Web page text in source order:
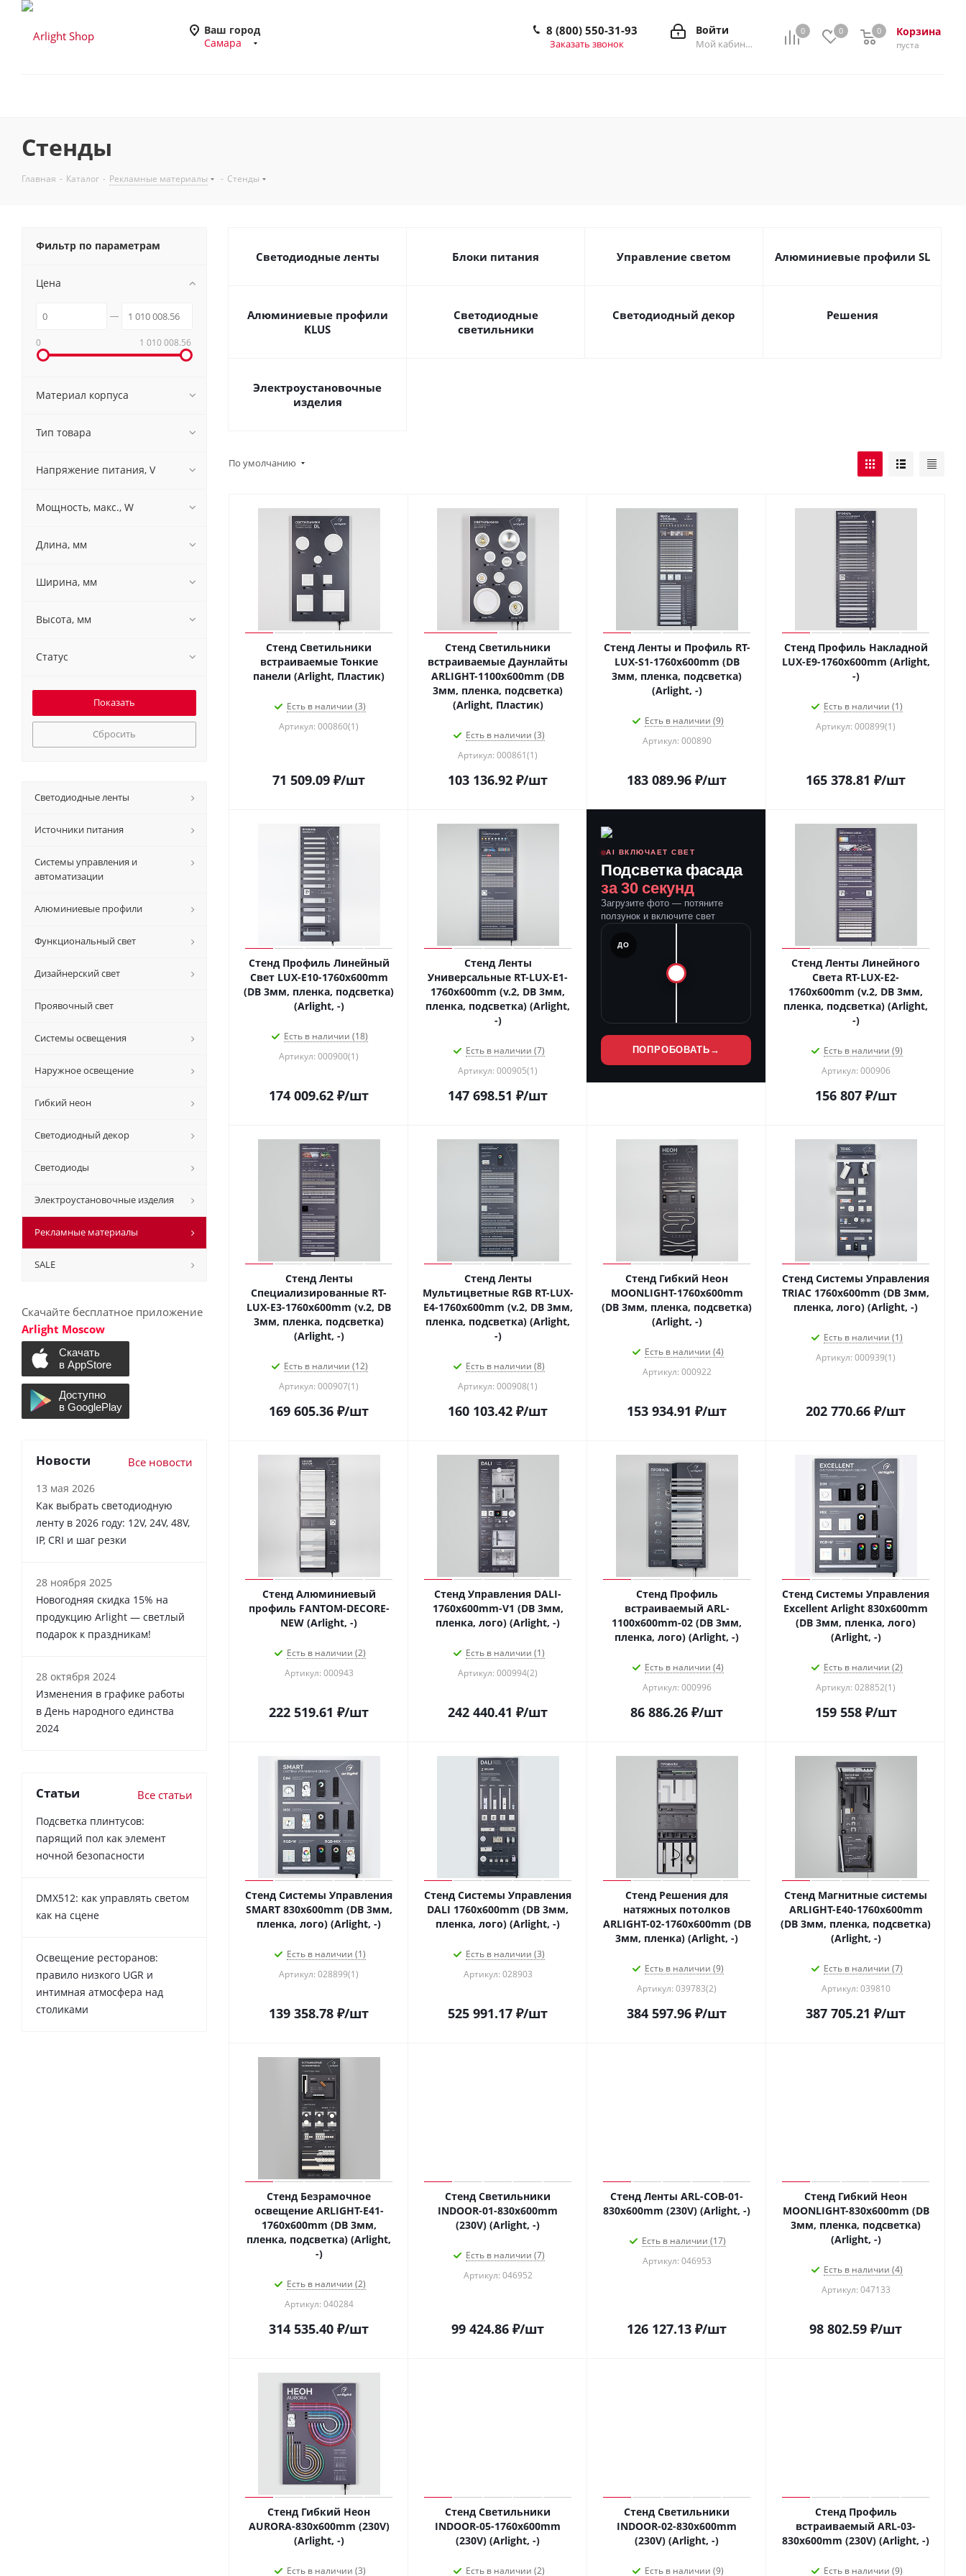
Ваш город
Самара
0 0 Корзина
0
пуста
0
Войти
Мой кабинет
8 (800) 550-31-93
Заказать звонок
Стенды
Главная - Каталог - Рекламные материалы - Стенды
Светодиодные ленты Блоки питания Управление светом Алюминиевые профили SL
Алюминиевые профили
KLUS
Светодиодные
светильники
Светодиодный декор Решения
Электроустановочные
изделия
По умолчанию
Стенд Светильники
встраиваемые Тонкие
панели (Arlight, Пластик)
Есть в наличии (3)
Артикул: 000860(1)
71 509.09 ₽/шт
Стенд Светильники
встраиваемые Даунлайты
ARLIGHT-1100x600mm (DB
3мм, пленка, подсветка)
(Arlight, Пластик)
Есть в наличии (3)
Артикул: 000861(1)
103 136.92 ₽/шт
Стенд Ленты и Профиль RT-
LUX-S1-1760x600mm (DB
3мм, пленка, подсветка)
(Arlight, -)
Есть в наличии (9)
Артикул: 000890
183 089.96 ₽/шт
Стенд Профиль Накладной
LUX-E9-1760x600mm (Arlight,
-)
Есть в наличии (1)
Артикул: 000899(1)
165 378.81 ₽/шт
Стенд Профиль Линейный
Свет LUX-E10-1760x600mm
(DB 3мм, пленка, подсветка)
(Arlight, -)
Есть в наличии (18)
Артикул: 000900(1)
174 009.62 ₽/шт
Стенд Ленты
Универсальные RT-LUX-E1-
1760x600mm (v.2, DB 3мм,
пленка, подсветка) (Arlight,
-)
Есть в наличии (7)
Артикул: 000905(1)
147 698.51 ₽/шт
AI ВКЛЮЧАЕТ СВЕТ
Подсветка фасада
за 30 секунд
Загрузите фото — потяните
ползунок и включите свет
ДО
ПОСЛЕ
ПОПРОБОВАТЬ →
Стенд Ленты Линейного
Света RT-LUX-E2-
1760x600mm (v.2, DB 3мм,
пленка, подсветка) (Arlight,
-)
Есть в наличии (9)
Артикул: 000906
156 807₽/шт
Стенд Ленты
Специализированные RT-
LUX-E3-1760x600mm (v.2, DB
3мм, пленка, подсветка)
(Arlight, -)
Есть в наличии (12)
Артикул: 000907(1)
169 605.36 ₽/шт
Стенд Ленты
Мультицветные RGB RT-LUX-
E4-1760x600mm (v.2, DB 3мм,
пленка, подсветка) (Arlight,
-)
Есть в наличии (8)
Артикул: 000908(1)
160 103.42 ₽/шт
Стенд Гибкий Неон
MOONLIGHT-1760x600mm
(DB 3мм, пленка, подсветка)
(Arlight, -)
Есть в наличии (4)
Артикул: 000922
153 934.91 ₽/шт
Стенд Системы Управления
TRIAC 1760x600mm (DB 3мм,
пленка, лого) (Arlight, -)
Есть в наличии (1)
Артикул: 000939(1)
202 770.66 ₽/шт
Стенд Алюминиевый
профиль FANTOM-DECORE-
NEW (Arlight, -)
Есть в наличии (2)
Артикул: 000943
222 519.61 ₽/шт
Стенд Управления DALI-
1760х600mm-V1 (DB 3мм,
пленка, лого) (Arlight, -)
Есть в наличии (1)
Артикул: 000994(2)
242 440.41 ₽/шт
Стенд Профиль
встраиваемый ARL-
1100x600mm-02 (DB 3мм,
пленка, лого) (Arlight, -)
Есть в наличии (4)
Артикул: 000996
86 886.26 ₽/шт
Стенд Системы Управления
Excellent Arlight 830x600mm
(DB 3мм, пленка, лого)
(Arlight, -)
Есть в наличии (2)
Артикул: 028852(1)
159 558₽/шт
Стенд Системы Управления
SMART 830x600mm (DB 3мм,
пленка, лого) (Arlight, -)
Есть в наличии (1)
Артикул: 028899(1)
139 358.78 ₽/шт
Стенд Системы Управления
DALI 1760x600mm (DB 3мм,
пленка, лого) (Arlight, -)
Есть в наличии (3)
Артикул: 028903
525 991.17 ₽/шт
Стенд Решения для
натяжных потолков
ARLIGHT-02-1760x600mm (DB
3мм, пленка) (Arlight, -)
Есть в наличии (9)
Артикул: 039783(2)
384 597.96 ₽/шт
Стенд Магнитные системы
ARLIGHT-E40-1760х600mm
(DB 3мм, пленка, подсветка)
(Arlight, -)
Есть в наличии (7)
Артикул: 039810
387 705.21 ₽/шт
Стенд Безрамочное
освещение ARLIGHT-E41-
1760х600mm (DB 3мм,
пленка, подсветка) (Arlight,
-)
Есть в наличии (2)
Артикул: 040284
314 535.40 ₽/шт
Стенд Светильники
INDOOR-01-830х600mm
(230V) (Arlight, -)
Есть в наличии (7)
Артикул: 046952
99 424.86 ₽/шт
Стенд Ленты ARL-COB-01-
830х600mm (230V) (Arlight, -)
Есть в наличии (17)
Артикул: 046953
126 127.13 ₽/шт
Стенд Гибкий Неон
MOONLIGHT-830x600mm (DB
3мм, пленка, подсветка)
(Arlight, -)
Есть в наличии (4)
Артикул: 047133
98 802.59 ₽/шт
Стенд Гибкий Неон
AURORA-830x600mm (230V)
(Arlight, -)
Есть в наличии (3)
Стенд Светильники
INDOOR-05-1760x600mm
(230V) (Arlight, -)
Есть в наличии (2)
Стенд Светильники
INDOOR-02-830х600mm
(230V) (Arlight, -)
Есть в наличии (9)
Стенд Профиль
встраиваемый ARL-03-
830x600mm (230V) (Arlight, -)
Есть в наличии (9)
Фильтр по параметрам
Цена
0 1 010 008.56
Материал корпуса
Тип товара
Напряжение питания, V
Мощность, макс., W
Длина, мм
Ширина, мм
Высота, мм
Статус
Сбросить
Светодиодные ленты
Источники питания
Системы управления и
автоматизации
Алюминиевые профили
Функциональный свет
Дизайнерский свет
Проявочный свет
Системы освещения
Наружное освещение
Гибкий неон
Светодиодный декор
Светодиоды
Электроустановочные изделия
Рекламные материалы
SALE
Скачайте бесплатное приложение
Arlight Moscow
Новости Все новости
13 мая 2026
Как выбрать светодиодную
ленту в 2026 году: 12V, 24V, 48V,
IP, CRI и шаг резки
28 ноября 2025
Новогодняя скидка 15% на
продукцию Arlight — светлый
подарок к праздникам!
28 октября 2024
Изменения в графике работы
в День народного единства
2024
Статьи Все статьи
Подсветка плинтусов:
парящий пол как элемент
ночной безопасности
DMX512: как управлять светом
как на сцене
Освещение ресторанов:
правило низкого UGR и
интимная атмосфера над
столиками